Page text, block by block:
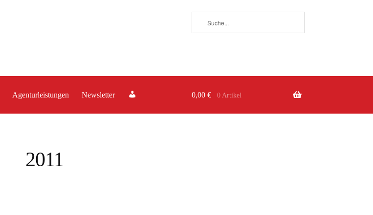
Agenturleistungen Newsletter 0,00 € 0 Artikel
2011